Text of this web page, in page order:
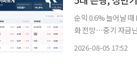
순익 0.6% 늘어날
화 전망⋯중기 자금난 딜레마 5대 은행이 올해 상반기 9조원이
2026-08-05 17:52